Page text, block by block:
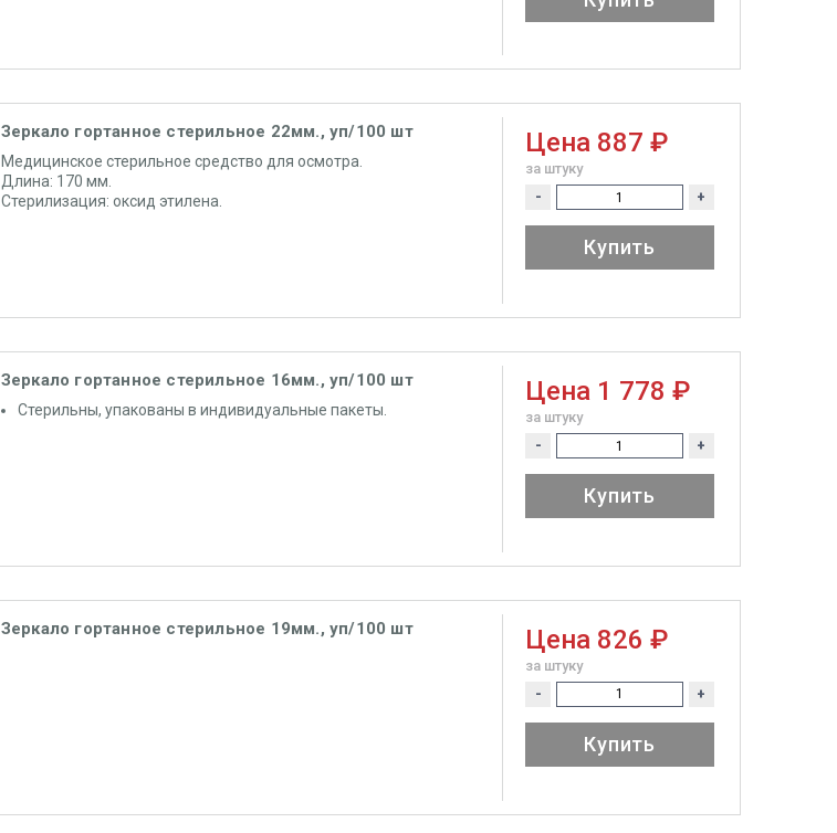
Зеркало гортанное стерильное 22мм., уп/100 шт
Медицинское стерильное средство для осмотра.
Длина: 170 мм.
Стерилизация: оксид этилена.
Цена 887 ₽
за штуку
- +
Купить
Зеркало гортанное стерильное 16мм., уп/100 шт
Стерильны, упакованы в индивидуальные пакеты.
Цена 1 778 ₽
за штуку
- +
Купить
Зеркало гортанное стерильное 19мм., уп/100 шт Цена 826 ₽
за штуку
- +
Купить